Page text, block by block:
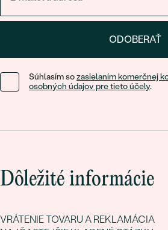
ODOBERAŤ
Súhlasím sozasielaním komerčnej
osobných údajov pre tieto účely.
Dôležité informácie
VRÁTENIE TOVARU A REKLAMÁCIA